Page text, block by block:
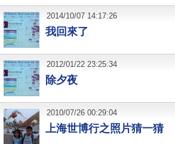
我回來了
2014/10/07 14:17:26
除夕夜
2012/01/22 23:25:34
上海世博行之照片猜一猜
2010/07/26 00:29:04